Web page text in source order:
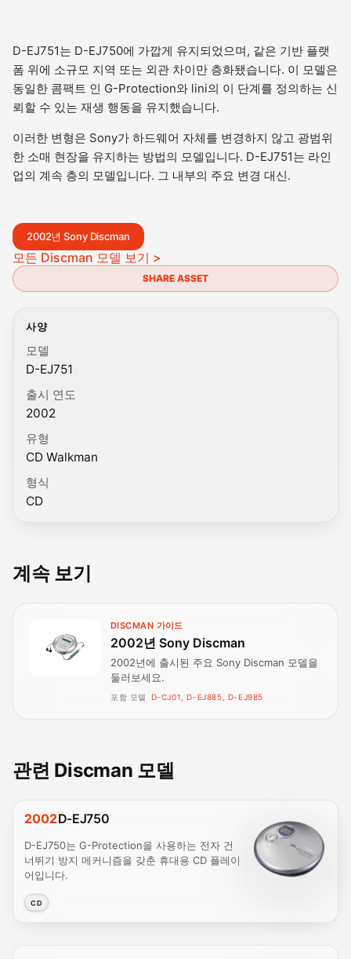
D-EJ751는 D-EJ750에 가깝게 유지되었으며, 같은 기반 플랫
폼 위에 소규모 지역 또는 외관 차이만 층화됐습니다. 이 모델은
동일한 콤팩트 인 G-Protection와 lini의 이 단계를 정의하는 신
뢰할 수 있는 재생 행동을 유지했습니다.
이러한 변형은 Sony가 하드웨어 자체를 변경하지 않고 광범위
한 소매 현장을 유지하는 방법의 모델입니다. D-EJ751는 라인
업의 계속 층의 모델입니다. 그 내부의 주요 변경 대신.
2002년 Sony Discman
모든 Discman 모델 보기 >
SHARE ASSET
사양
모델
D-EJ751
출시 연도
2002
유형
CD Walkman
형식
CD
계속 보기
DISCMAN 가이드
2002년 Sony Discman
2002년에 출시된 주요 Sony Discman 모델을
둘러보세요.
포함 모델 D-CJ01, D-EJ885, D-EJ985
관련 Discman 모델
2002D-EJ750
D-EJ750는 G-Protection을 사용하는 전자 건
너뛰기 방지 메커니즘을 갖춘 휴대용 CD 플레이
어입니다.
CD